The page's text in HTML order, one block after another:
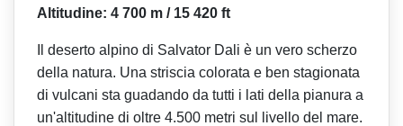
Altitudine: 4 700 m / 15 420 ft
Il deserto alpino di Salvator Dali è un vero scherzo
della natura. Una striscia colorata e ben stagionata
di vulcani sta guadando da tutti i lati della pianura a
un'altitudine di oltre 4.500 metri sul livello del mare.